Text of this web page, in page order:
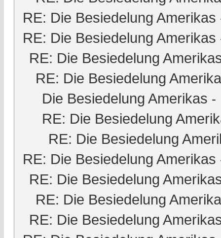
RE: Die Besiedelung Amerikas
RE: Die Besiedelung Amerikas
RE: Die Besiedelung
RE: Die Besiedelung
Die Besiedelung Amerikas -
RE: Die Besiedelung
RE: Die Besiedelung
RE: Die Besiedelung Amerikas
RE: Die Besiedelung
RE: Die Besiedelung
RE: Die Besiedelung